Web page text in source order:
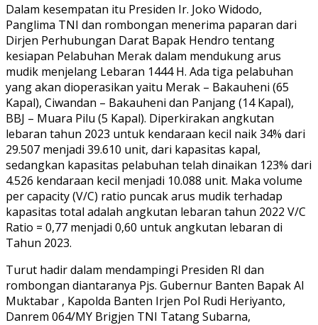
Dalam kesempatan itu Presiden Ir. Joko Widodo,
Panglima TNI dan rombongan menerima paparan dari
Dirjen Perhubungan Darat Bapak Hendro tentang
kesiapan Pelabuhan Merak dalam mendukung arus
mudik menjelang Lebaran 1444 H. Ada tiga pelabuhan
yang akan dioperasikan yaitu Merak – Bakauheni (65
Kapal), Ciwandan – Bakauheni dan Panjang (14 Kapal),
BBJ – Muara Pilu (5 Kapal). Diperkirakan angkutan
lebaran tahun 2023 untuk kendaraan kecil naik 34% dari
29.507 menjadi 39.610 unit, dari kapasitas kapal,
sedangkan kapasitas pelabuhan telah dinaikan 123% dari
4.526 kendaraan kecil menjadi 10.088 unit. Maka volume
per capacity (V/C) ratio puncak arus mudik terhadap
kapasitas total adalah angkutan lebaran tahun 2022 V/C
Ratio = 0,77 menjadi 0,60 untuk angkutan lebaran di
Tahun 2023.
Turut hadir dalam mendampingi Presiden RI dan
rombongan diantaranya Pjs. Gubernur Banten Bapak Al
Muktabar , Kapolda Banten Irjen Pol Rudi Heriyanto,
Danrem 064/MY Brigjen TNI Tatang Subarna,